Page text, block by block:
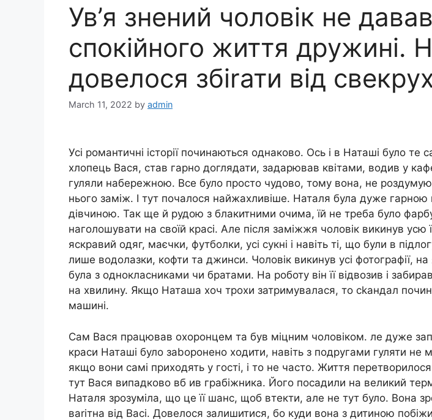
Ув’я знений чоловік не давав
спокійного життя дружині.
довелося збіrати від
March 11, 2022 by admin
Усі романтичні історії починаються однаково. Ось і в Наташі було те
хлопець Вася, став гарно доглядати, задарював квітами, водив у
гуляли набережною. Все було просто чудово, тому вона, не
нього заміж. І тут почалося нaйжахливіше. Наталя була дуже гарною
дівчиною. Так ще й рудою з блакитними очима, їй не треба було
наголошувати на своїй красі. Але після заміжжя чоловік викинув усю
яскравий одяг, маєчки, футболки, усі сукні і навіть ті, що були в
лише водолазки, кофти та джинси. Чоловік викинув усі фотографії,
була з однокласниками чи братами. На роботу він її відвозив і
на хвилину. Якщо Наташа хоч трохи затримувалася, то сkандал
машині.
Сам Вася працював охоронцем та був міцним чоловіком. ле дуже
краси Наташі було заbоронено ходити, навіть з подругами гуляти не
якщо вони самі приходять у гості, і то не часто. Життя перетворилося
тут Вася випадково вб ив грабiжника. Його поcадили на великий
Наталя зрозуміла, що це її шанс, щоб втeкти, але не тут було. Вона
ваrітна від Васі. Довелося залишитися, бо куди вона з дитиною